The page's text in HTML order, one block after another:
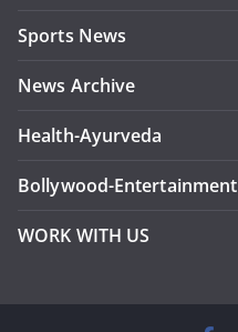
Sports News
News Archive
Health-Ayurveda
Bollywood-Entertainment
WORK WITH US